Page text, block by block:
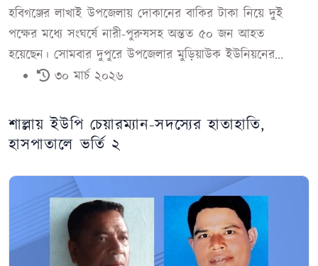
হবিগঞ্জের লাখাই উপজেলায় দোকানের বাকির টাকা নিয়ে দুই
পক্ষের মধ্যে সংঘর্ষে নারী-পুরুষসহ অন্তত ৫০ জন আহত
হয়েছেন। সোমবার দুপুরে উপজেলার মুড়িয়াউক ইউনিয়নের...
৩০ মার্চ ২০২৬
শাল্লায় ইউপি চেয়ারম্যান-সদস্যের হাতাহাতি,
হাসপাতালে ভর্তি ২